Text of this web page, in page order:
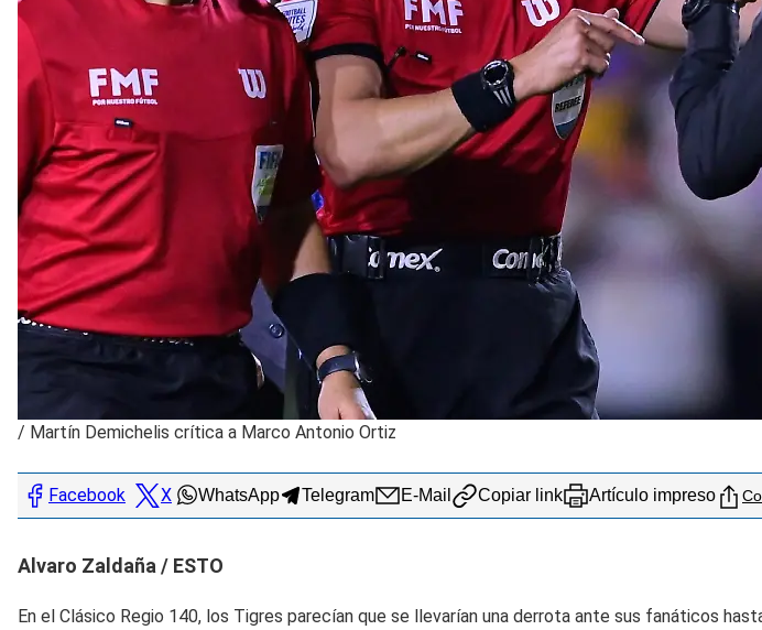
/ Martín Demichelis crítica a Marco Antonio Ortiz
Facebook X WhatsApp Telegram E-Mail Copiar link Artículo impreso
Alvaro Zaldaña / ESTO
En el Clásico Regio 140, los Tigres parecían que se llevarían una derrota ante sus fanáticos